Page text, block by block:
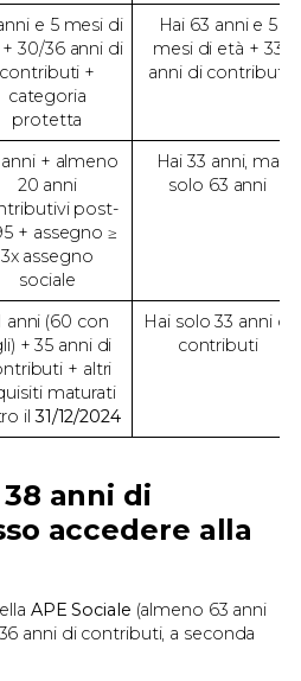
e 5 mesi di
30/36 anni di
contributi +
categoria
protetta
Hai 63 anni e 5
mesi di età + 33
anni di contributi
+ almeno
20 anni
post-
+ assegno ≥
3x assegno
sociale
Hai 33 anni, ma
solo 63 anni
anni (60 con
+ 35 anni di
+ altri
maturati
il31/12/2024
Hai solo 33 anni di
contributi
anni di
accedere alla
APE Sociale (almeno 63 anni
anni di contributi, a seconda